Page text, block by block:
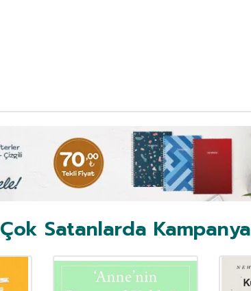
Çok Satanlarda Kampanya